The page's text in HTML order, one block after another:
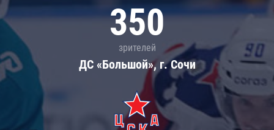
350
зрителей
ДС «Большой», г. Сочи